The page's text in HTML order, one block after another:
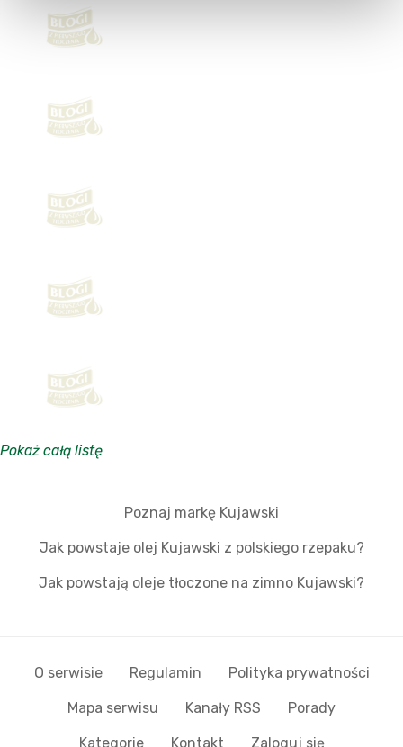
Pokaż całą listę
Poznaj markę Kujawski
Jak powstaje olej Kujawski z polskiego rzepaku?
Jak powstają oleje tłoczone na zimno Kujawski?
O serwisie Regulamin Polityka prywatności
Mapa serwisu Kanały RSS Porady
Kategorie Kontakt Zaloguj się